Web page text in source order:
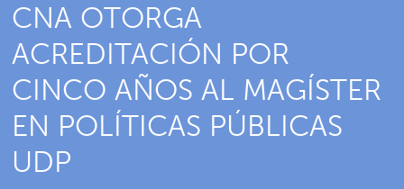
CNA OTORGA
ACREDITACIÓN POR
CINCO AÑOS AL MAGÍSTER
EN POLÍTICAS PÚBLICAS
UDP